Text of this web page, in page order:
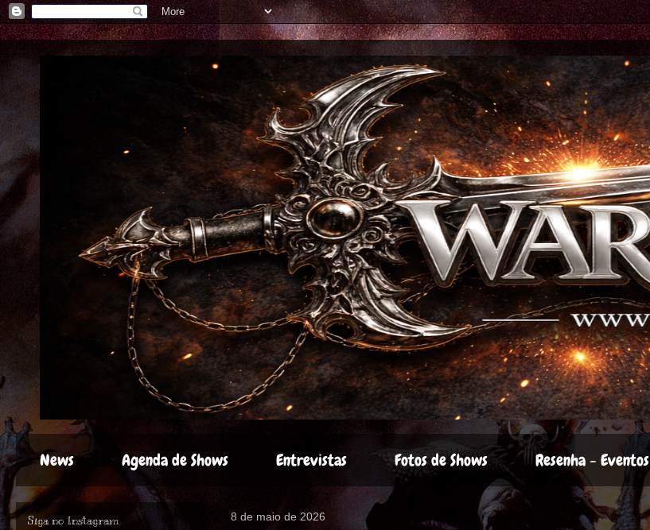
News Agenda de Shows Entrevistas Fotos de Shows Resenha - Eventos
8 de maio de 2026
Siga no Instagram